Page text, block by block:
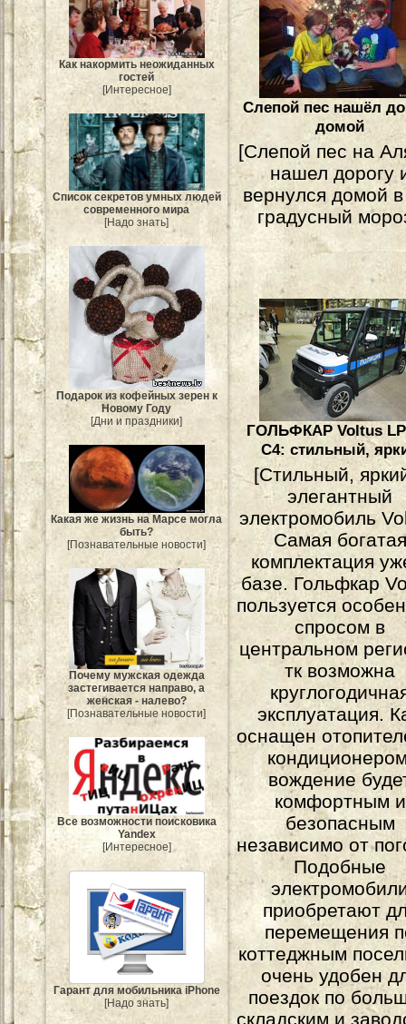
Как накормить неожиданных
гостей
[Интересное]
Список секретов умных людей
современного мира
[Надо знать]
Подарок из кофейных зерен к
Новому Году
[Дни и праздники]
Какая же жизнь на Марсе могла
быть?
[Познавательные новости]
Почему мужская одежда
застегивается направо, а
женская - налево?
[Познавательные новости]
Все возможности поисковика
Yandex
[Интересное]
Гарант для мобильника iPhone
[Надо знать]
Слепой пес нашёл
домой
[Слепой пес на
нашел дорогу
вернулся домой
градусный
ГОЛЬФКАР Voltus
С4: стильный,
[Стильный,
элегантный
электромобиль
Самая богатая
комплектация
базе. Гольфкар
пользуется
спросом в
центральном
тк возможна
эксплуатация.
оснащен
вождение
комфортным и
безопасным
независимо от
Подобные
приобретают
перемещения
коттеджным
очень удобен
поездок по
складским и